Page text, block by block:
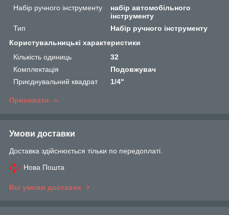
Набір ручного інструменту
набір автомобільного
інструменту
Тип
Набір ручного інструменту
Користувальницькі характеристики
Кількість одиниць
32
Комплектація
Подовжувач
Приєднувальний квадрат
1/4"
Приховати
Умови доставки
Доставка здійснюється тільки по передоплаті.
Нова Пошта
Всі умови доставки